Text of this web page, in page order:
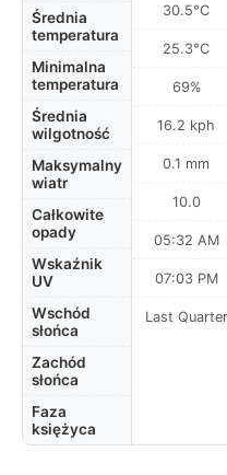
Średnia
temperatura
Minimalna
temperatura
Średnia
wilgotność
Maksymalny
wiatr
Całkowite
opady
Wskaźnik
UV
Wschód
słońca
Zachód
słońca
Faza
księżyca
30.5°C
25.3°C
69%
16.2 kph
0.1 mm
10.0
05:32 AM
07:03 PM
Last Quarter